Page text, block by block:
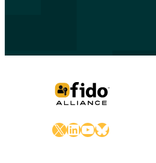
X LinkedIn
YouTube
Bluesky